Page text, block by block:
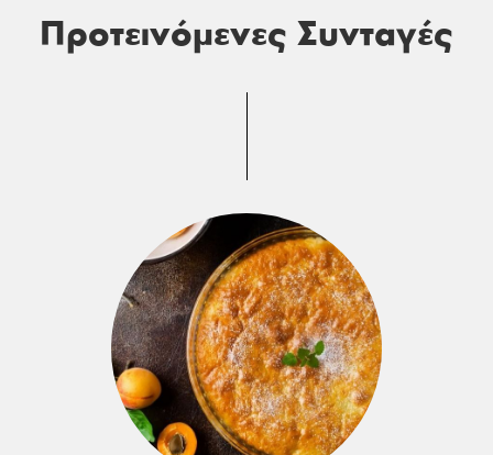
Προτεινόμενες Συνταγές